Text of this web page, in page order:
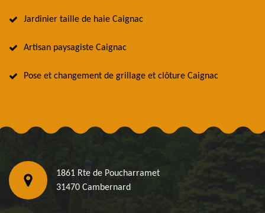
Jardinier taille de haie Caignac
Artisan paysagiste Caignac
Pose et changement de grillage et clôture Caignac
1861 Rte de Poucharramet
31470 Cambernard